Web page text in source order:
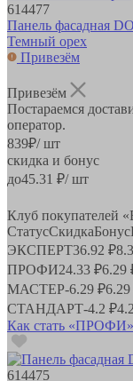
614477
Панель фасадная
Темный орех
Привезём
Привезём
Постараемся
оператор.
839₽/ шт
скидка и бонус
до45.31 ₽/ шт
Клуб покупателей
СтатусСкидкаБонус
ЭКСПЕРТ36.92 ₽
ПРОФИ24.33 ₽6.29
МАСТЕР-6.29 ₽
СТАНДАРТ-4.2 ₽
Как стать «ПРОФИ»
614475